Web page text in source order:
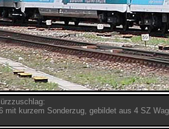
mit kurzem Sonderzug, gebildet aus 4 SZ